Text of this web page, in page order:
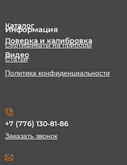
Каталог
Поверка и калибровка
Видео
Информация
Сертификаты на приборы
Статьи
Политика конфиденциальности
+7 (776) 130-81-86
Заказать звонок